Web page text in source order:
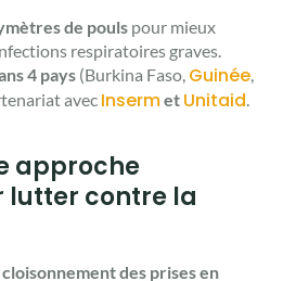
de pouls pour mieux
respiratoires graves.
4 pays (Burkina Faso, Guinée,
avec Insermet Unitaid.
approche
lutter contre la
des prises en